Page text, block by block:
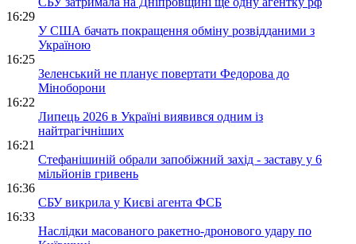
16:29
У США бачать покращення обміну розвідданими з
Україною
16:25
Зеленський не планує повертати Федорова до
Міноборони
16:22
Липець 2026 в Україні виявився одним із
найтрагічніших
16:21
Стефанішиній обрали запобіжний захід - заставу у 6
мільйонів гривень
16:36
СБУ викрила у Києві агента ФСБ
16:33
Наслідки масованого ракетно-дронового удару по